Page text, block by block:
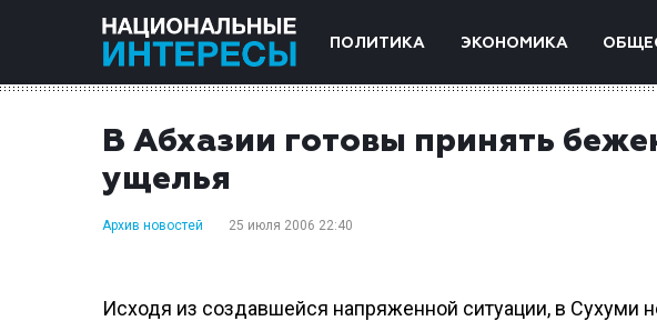
ПОЛИТИКА ЭКОНОМИКА
В Абхазии готовы принять
ущелья
Архив новостей 25 июля 2006 22:40
Исходя из создавшейся напряженной ситуации, в Сухуми